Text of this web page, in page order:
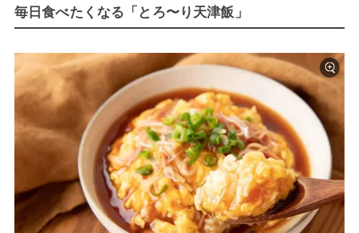
毎日食べたくなる「とろ〜り天津飯」